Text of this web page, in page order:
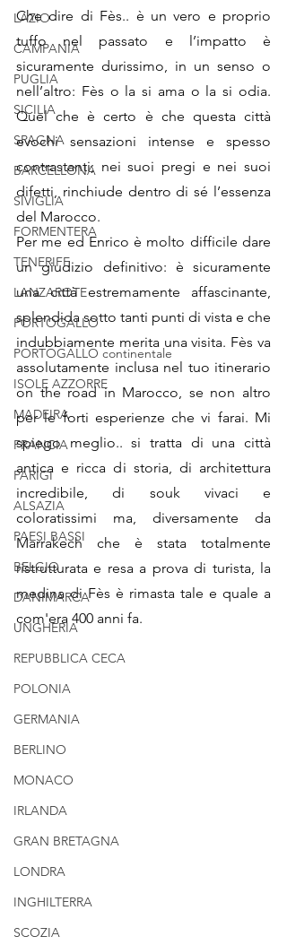
LAZIO
CAMPANIA
PUGLIA
SICILIA
SPAGNA
BARCELLONA
SIVIGLIA
FORMENTERA
TENERIFE
LANZAROTE
PORTOGALLO
PORTOGALLO continentale
ISOLE AZZORRE
MADEIRA
FRANCIA
PARIGI
ALSAZIA
PAESI BASSI
BELGIO
DANIMARCA
UNGHERIA
REPUBBLICA CECA
POLONIA
GERMANIA
BERLINO
MONACO
IRLANDA
GRAN BRETAGNA
LONDRA
INGHILTERRA
SCOZIA
Che dire di Fès.. è un vero e proprio
tuffo nel passato e l’impatto è
sicuramente durissimo, in un senso o
nell’altro: Fès o la si ama o la si odia.
Quel che è certo è che questa città
evochi sensazioni intense e spesso
contrastanti; nei suoi pregi e nei suoi
difetti, rinchiude dentro di sé l’essenza
del Marocco.
Per me ed Enrico è molto difficile dare
un giudizio definitivo: è sicuramente
una città estremamente affascinante,
splendida sotto tanti punti di vista e che
indubbiamente merita una visita. Fès va
assolutamente inclusa nel tuo itinerario
on the road in Marocco, se non altro
per le forti esperienze che vi farai. Mi
spiego meglio.. si tratta di una città
antica e ricca di storia, di architettura
incredibile, di souk vivaci e
coloratissimi ma, diversamente da
Marrakech che è stata totalmente
ristrutturata e resa a prova di turista, la
medina di Fès è rimasta tale e quale a
com'era 400 anni fa.